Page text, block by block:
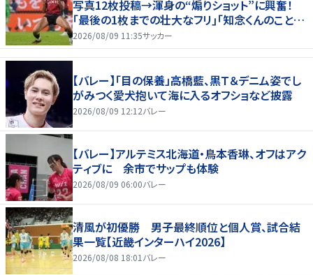
写真12枚投稿→渾身の“煽りショット”に興奮！
｢最後の1枚までの壮大なフリ｣｢知念くんのことど
んだけ好きなんよｗ｣
2026/08/09 11:35サッカー
【バレー】「目の保養」高橋藍、黒Ｔ＆デニム姿でし
がみつく愛犬抱いて海に入るオフショなど披露
2026/08/09 12:12バレー
【バレー】アルテミス北海道・鳥本香琳、オフはアク
ティブに 余市でサップも体験
2026/08/09 06:00バレー
清風が初優勝 男子最終順位と個人賞、試合結
果一覧【近畿インターハイ2026】
2026/08/08 18:01 バレー